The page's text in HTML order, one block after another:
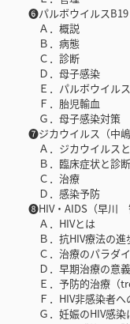
❻パルボウイルスB19
Ａ．概説
Ｂ．病態
Ｃ．診断
Ｄ．母子感染
Ｅ．パルボウイルス
Ｆ．胎児輸血
Ｇ．母子感染対策
❼ジカウイルス（中嶋
Ａ．ジカウイルスと
Ｂ．臨床症状と診断
Ｃ．治療
Ｄ．感染予防
❽HIV・AIDS（早川
Ａ．HIVとは
Ｂ．抗HIV療法の進
Ｃ．治療のパラダイ
Ｄ．早期治療の意義
Ｅ．予防的治療（
Ｆ．HIV非感染者への
Ｇ．妊娠のHIV感染